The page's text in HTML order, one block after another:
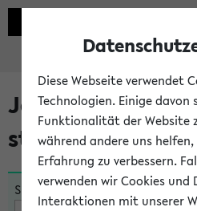
Jetzt und in
stattfindende
Suche:
Diese Webseite verwendet
Technologien. Einige
Funktionalität der Website
während andere uns
Erfahrung zu verbessern.
verwenden wir Cookies
Interaktionen mit unserer